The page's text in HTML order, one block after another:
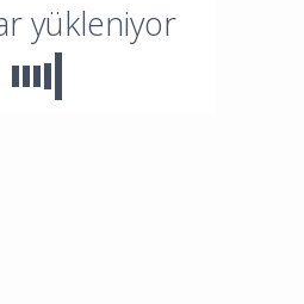
yükleniyor